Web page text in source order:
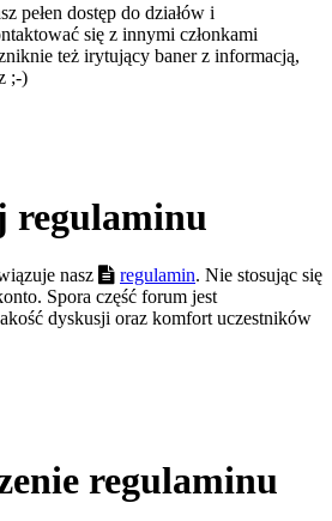
pełen dostęp do działów i
się z innymi członkami
też irytujący baner z informacją,
;-)
regulaminu
nasz regulamin. Nie stosując się
Spora część forum jest
dyskusji oraz komfort uczestników
regulaminu